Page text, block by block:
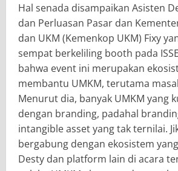
Hal senada disampaikan Asisten
dan Perluasan Pasar dan
dan UKM (Kemenkop UKM) Fixy
sempat berkeliling booth pada
bahwa event ini merupakan
membantu UMKM, terutama
Menurut dia, banyak UMKM yang
dengan branding, padahal
intangible asset yang tak ternilai.
bergabung dengan ekosistem
Desty dan platform lain di acara